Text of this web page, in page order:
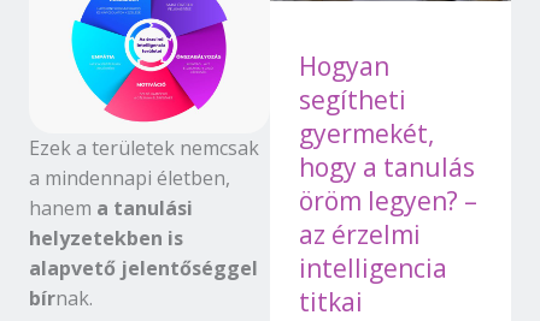
Ezek a területek nemcsak
a mindennapi életben,
hanem a tanulási
helyzetekben is
alapvető jelentőséggel
bírnak.
Hogyan
segítheti
gyermekét,
hogy a tanulás
öröm legyen? –
az érzelmi
intelligencia
titkai